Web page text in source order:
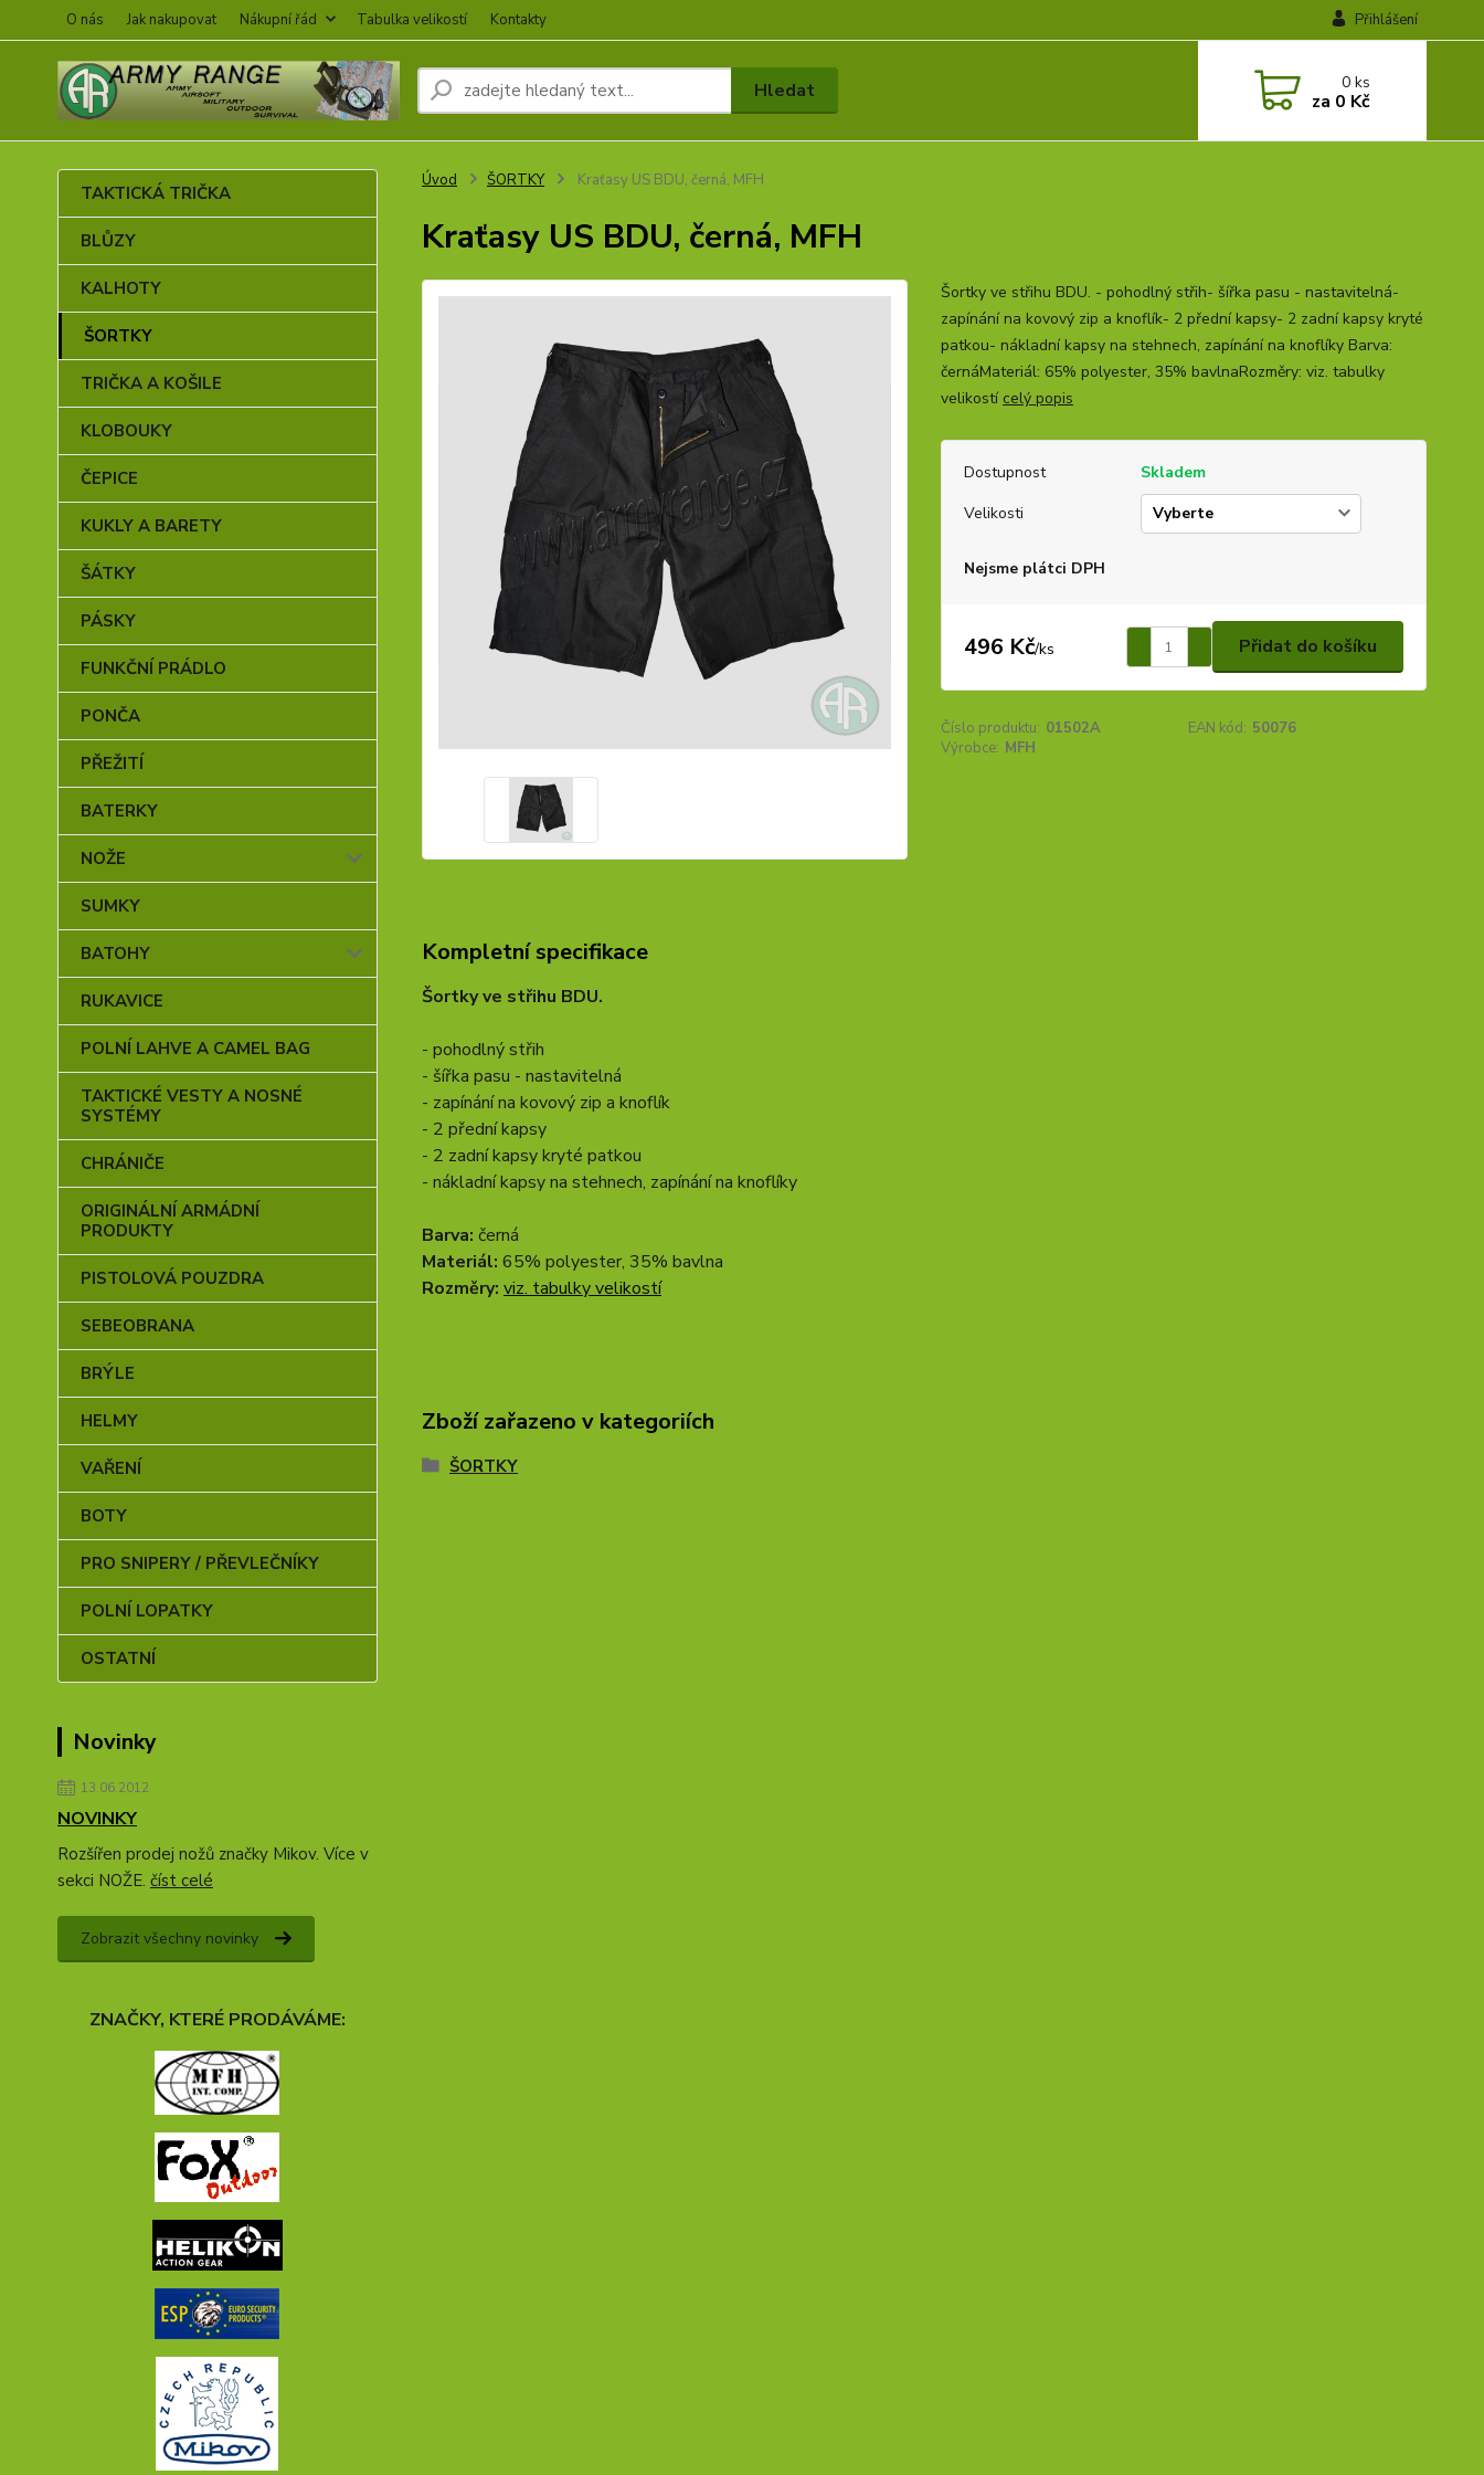
O nás Jak nakupovat Nákupní řád Tabulka velikostí Kontakty Přihlášení
Hledat 0ks
za 0 Kč
TAKTICKÁ TRIČKA
BLŮZY
KALHOTY
ŠORTKY
TRIČKA A KOŠILE
KLOBOUKY
ČEPICE
KUKLY A BARETY
ŠÁTKY
PÁSKY
FUNKČNÍ PRÁDLO
PONČA
PŘEŽITÍ
BATERKY
NOŽE
SUMKY
BATOHY
RUKAVICE
POLNÍ LAHVE A CAMEL BAG
TAKTICKÉ VESTY A NOSNÉ
SYSTÉMY
CHRÁNIČE
ORIGINÁLNÍ ARMÁDNÍ
PRODUKTY
PISTOLOVÁ POUZDRA
SEBEOBRANA
BRÝLE
HELMY
VAŘENÍ
BOTY
PRO SNIPERY / PŘEVLEČNÍKY
POLNÍ LOPATKY
OSTATNÍ
Novinky
13.06.2012
NOVINKY
Rozšířen prodej nožů značky Mikov. Více v
sekci NOŽE. číst celé
Zobrazit všechny novinky
ZNAČKY, KTERÉ PRODÁVÁME:
Úvod ŠORTKY Kraťasy US BDU, černá, MFH
Kraťasy US BDU, černá, MFH
Šortky ve střihu BDU. - pohodlný střih- šířka pasu - nastavitelná-
zapínání na kovový zip a knoflík- 2 přední kapsy- 2 zadní kapsy kryté
patkou- nákladní kapsy na stehnech, zapínání na knoflíky Barva:
černáMateriál: 65% polyester, 35% bavlnaRozměry: viz. tabulky
velikostí celý popis
Dostupnost
Skladem
Velikosti
Nejsme plátci DPH
496 Kč/ks Přidat do košíku
Číslo produktu: 01502A EAN kód: 50076
Výrobce: MFH
Kompletní specifikace
Šortky ve střihu BDU.
- pohodlný střih
- šířka pasu - nastavitelná
- zapínání na kovový zip a knoflík
- 2 přední kapsy
- 2 zadní kapsy kryté patkou
- nákladní kapsy na stehnech, zapínání na knoflíky
Barva: černá
Materiál: 65% polyester, 35% bavlna
Rozměry: viz. tabulky velikostí
Zboží zařazeno v kategoriích
ŠORTKY